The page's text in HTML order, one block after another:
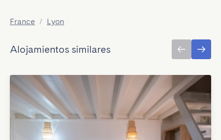
France / Lyon
Alojamientos similares